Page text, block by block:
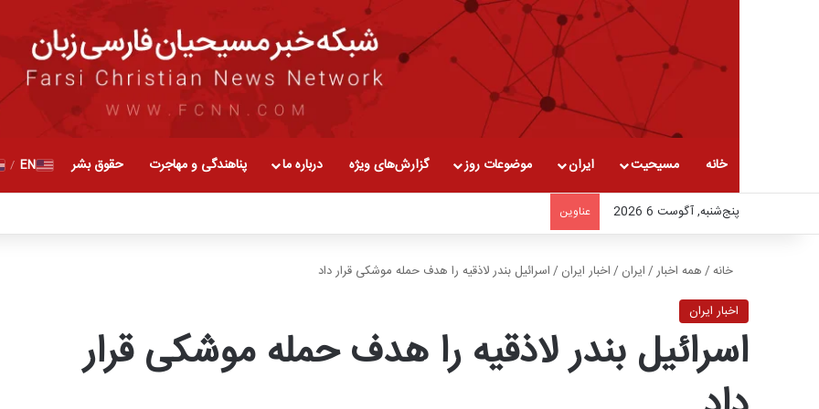
خانه مسیحیت ایران موضوعات روز گزارش‌های ویژه درباره ما پناهندگی و مهاجرت حقوق بشر EN
/
پنج‌شنبه, آگوست 6 2026 عناوین
خانه/همه اخبار/ایران /اخبار ایران /اسرائیل بندر لاذقیه را هدف حمله موشکی قرار داد
اخبار ایران
اسرائیل بندر لاذقیه را هدف حمله موشکی قرار